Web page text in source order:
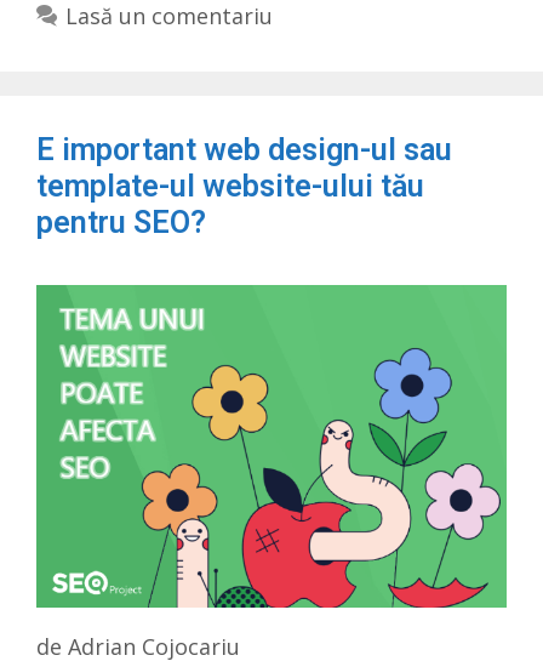
Lasă un comentariu
E important web design-ul sau
template-ul website-ului tău
pentru SEO?
de Adrian Cojocariu